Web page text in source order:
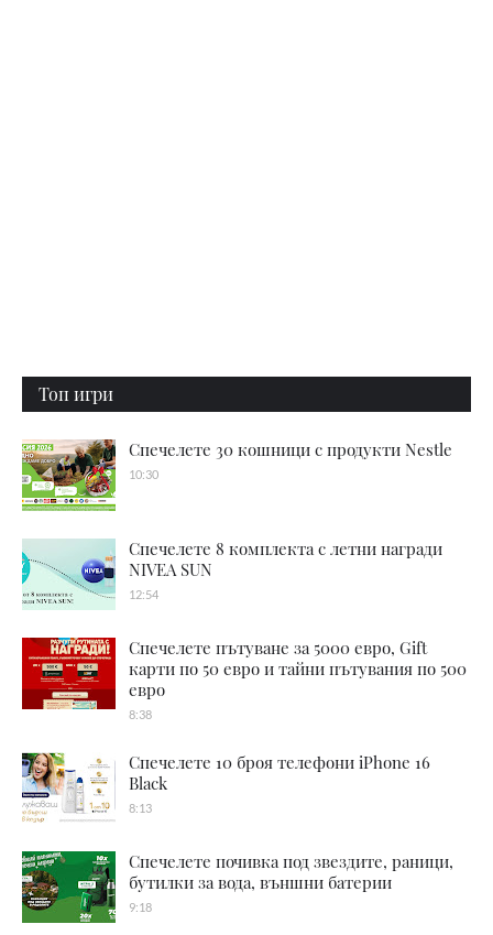
Топ игри
Спечелете 30 кошници с продукти Nestle
10:30
Спечелете 8 комплекта с летни награди
NIVEA SUN
12:54
Спечелете пътуване за 5000 евро, Gift
карти по 50 евро и тайни пътувания по 500
евро
8:38
Спечелете 10 броя телефони iPhone 16
Black
8:13
Спечелете почивка под звездите, раници,
бутилки за вода, външни батерии
9:18